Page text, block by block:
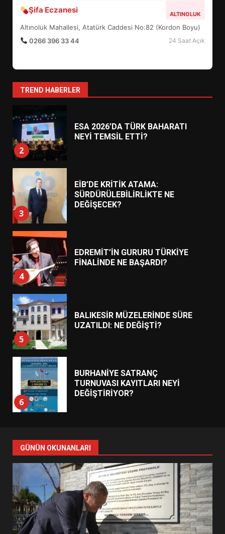
Şifa Eczanesi ALTINOLUK
Altınoluk Mahallesi, Atatürk Caddesi No:82 (Kordon Boyu)
0266 396 33 44
24 Saat Açık
TREND HABERLER
7
YENİ YÖNETİM NASIL
ŞEKİLLENDİ?
1
HAREKETE GEÇİYOR: GÖZLER
2
ESA 2026’DA TÜRK BAHARATI
NEYİ TEMSİL ETTİ?
3
EİB’DE KRİTİK ATAMA:
SÜRDÜRÜLEBİLİRLİKTE NE
DEĞİŞECEK?
4
EDREMİT’İN GURURU TÜRKİYE
FİNALİNDE NE BAŞARDI?
5
BALIKESİR MÜZELERİNDE SÜRE
UZATILDI: NE DEĞİŞTİ?
6
BURHANİYE SATRANÇ
TURNUVASI KAYITLARI NEYİ
DEĞİŞTİRİYOR?
7
YENİ YÖNETİM NASIL
ŞEKİLLENDİ?
1
AYVALIK SU MİRASI İÇİN
HAREKETE GEÇİYOR: GÖZLER
BULUŞMADA
GÜNÜN OKUNANLARI